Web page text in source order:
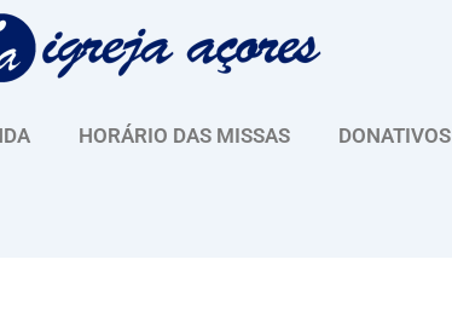
HORÁRIO DAS MISSAS DONATIVOS